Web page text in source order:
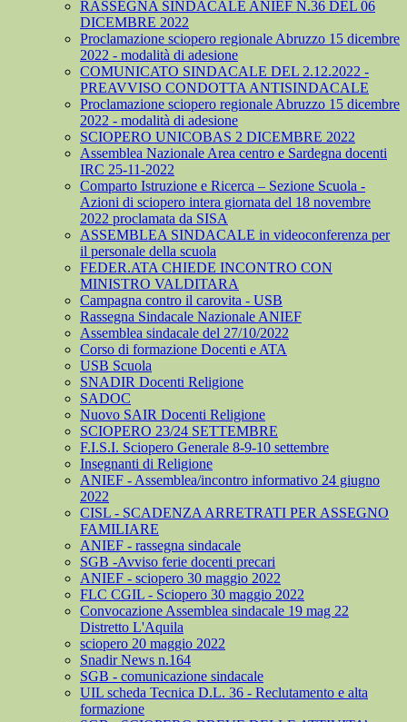
RASSEGNA SINDACALE ANIEF N.36 DEL 06
DICEMBRE 2022
Proclamazione sciopero regionale Abruzzo 15 dicembre
2022 - modalità di adesione
COMUNICATO SINDACALE DEL 2.12.2022 -
PREAVVISO CONDOTTA ANTISINDACALE
Proclamazione sciopero regionale Abruzzo 15 dicembre
2022 - modalità di adesione
SCIOPERO UNICOBAS 2 DICEMBRE 2022
Assemblea Nazionale Area centro e Sardegna docenti
IRC 25-11-2022
Comparto Istruzione e Ricerca – Sezione Scuola -
Azioni di sciopero intera giornata del 18 novembre
2022 proclamata da SISA
ASSEMBLEA SINDACALE in videoconferenza per
il personale della scuola
FEDER.ATA CHIEDE INCONTRO CON
MINISTRO VALDITARA
Campagna contro il carovita - USB
Rassegna Sindacale Nazionale ANIEF
Assemblea sindacale del 27/10/2022
Corso di formazione Docenti e ATA
USB Scuola
SNADIR Docenti Religione
SADOC
Nuovo SAIR Docenti Religione
SCIOPERO 23/24 SETTEMBRE
F.I.S.I. Sciopero Generale 8-9-10 settembre
Insegnanti di Religione
ANIEF - Assemblea/incontro informativo 24 giugno
2022
CISL - SCADENZA ARRETRATI PER ASSEGNO
FAMILIARE
ANIEF - rassegna sindacale
SGB -Avviso ferie docenti precari
ANIEF - sciopero 30 maggio 2022
FLC CGIL - Sciopero 30 maggio 2022
Convocazione Assemblea sindacale 19 mag 22
Distretto L'Aquila
sciopero 20 maggio 2022
Snadir News n.164
SGB - comunicazione sindacale
UIL scheda Tecnica D.L. 36 - Reclutamento e alta
formazione